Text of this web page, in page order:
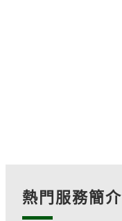
熱門服務簡介